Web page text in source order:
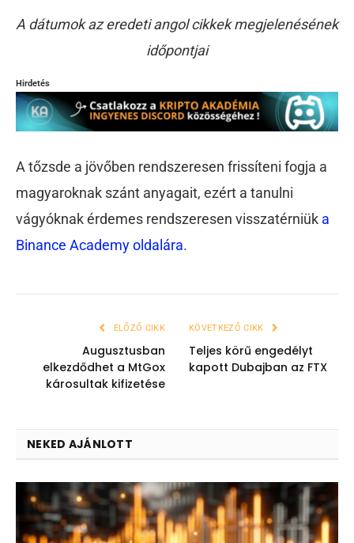
A dátumok az eredeti angol cikkek megjelenésének
időpontjai
Hirdetés
A tőzsde a jövőben rendszeresen frissíteni fogja a
magyaroknak szánt anyagait, ezért a tanulni
vágyóknak érdemes rendszeresen visszatérniük a
Binance Academy oldalára.
ELŐZŐ CIKK
Augusztusban
elkezdődhet a MtGox
károsultak kifizetése
KÖVETKEZŐ CIKK
Teljes körű engedélyt
kapott Dubajban az FTX
NEKED AJÁNLOTT